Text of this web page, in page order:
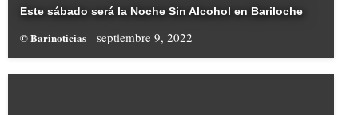
Este sábado será la Noche Sin Alcohol en Bariloche
© Barinoticias septiembre 9, 2022